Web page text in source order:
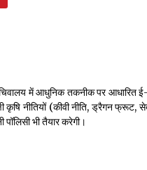
में आधुनिक तकनीक पर आधारित
कृषि नीतियों (कीवी नीति, ड्रैगन
भी तैयार करेगी।